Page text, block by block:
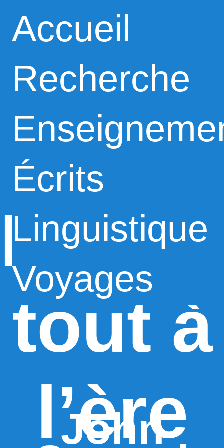
tout à
l’ère
John
Accueil
Recherche
Écrits
Linguistique
Voyages